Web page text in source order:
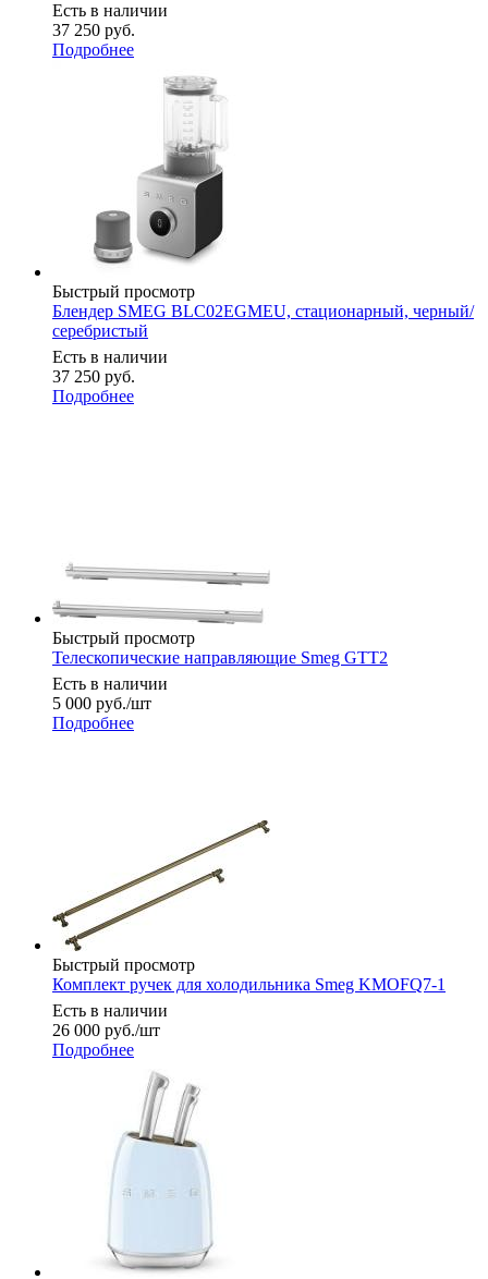
Есть в наличии
37 250 руб.
Подробнее
Быстрый просмотр
Блендер SMEG BLC02EGMEU, стационарный, черный/
серебристый
Есть в наличии
37 250 руб.
Подробнее
Быстрый просмотр
Телескопические направляющие Smeg GTT2
Есть в наличии
5 000 руб./шт
Подробнее
Быстрый просмотр
Комплект ручек для холодильника Smeg KMOFQ7-1
Есть в наличии
26 000 руб./шт
Подробнее